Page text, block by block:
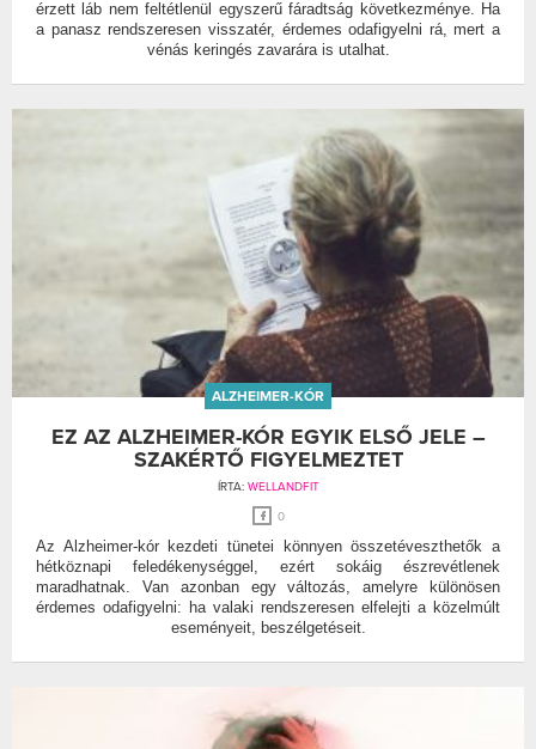
érzett láb nem feltétlenül egyszerű fáradtság következménye. Ha
a panasz rendszeresen visszatér, érdemes odafigyelni rá, mert a
vénás keringés zavarára is utalhat.
ALZHEIMER-KÓR
EZ AZ ALZHEIMER-KÓR EGYIK ELSŐ JELE –
SZAKÉRTŐ FIGYELMEZTET
ÍRTA: WELLANDFIT
0
Az Alzheimer-kór kezdeti tünetei könnyen összetéveszthetők a
hétköznapi feledékenységgel, ezért sokáig észrevétlenek
maradhatnak. Van azonban egy változás, amelyre különösen
érdemes odafigyelni: ha valaki rendszeresen elfelejti a közelmúlt
eseményeit, beszélgetéseit.